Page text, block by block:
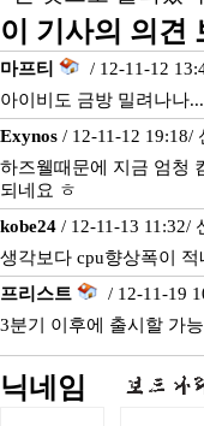
이 기사의 의견
마프티 / 12-11-12
아이비도 금방 밀려나나
Exynos / 12-11-12 19:18/
하즈웰때문에 지금 엄청
되네요 ㅎ
kobe24 / 12-11-13 11:32/
생각보다 cpu향상폭이
프리스트
/ 12-11-19
3분기 이후에 출시할 가
닉네임